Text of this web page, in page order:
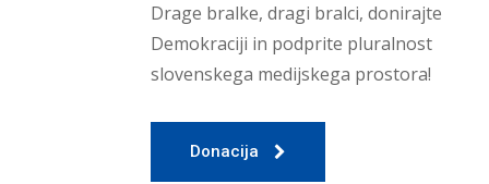
Drage bralke, dragi bralci, donirajte
Demokraciji in podprite pluralnost
slovenskega medijskega prostora!
Donacija